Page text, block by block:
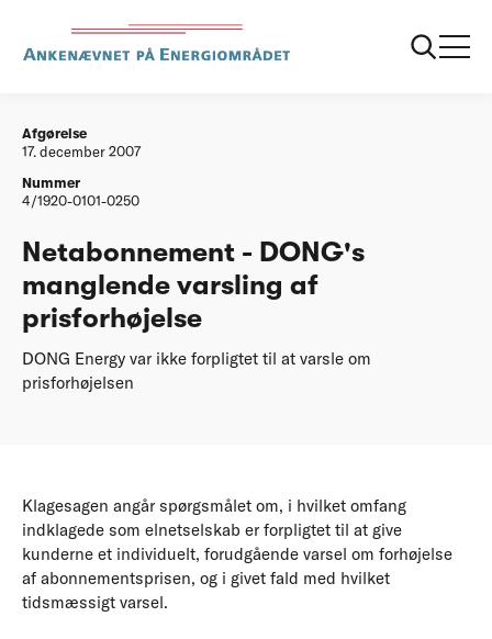
Afgørelser
20071217 Netabonnement DONGs manglende
varsling af prisforhoejelse
Afgørelse
17. december 2007
Nummer
4/1920-0101-0250
Netabonnement - DONG's
manglende varsling af
prisforhøjelse
DONG Energy var ikke forpligtet til at varsle om
prisforhøjelsen
Klagesagen angår spørgsmålet om, i hvilket omfang
indklagede som elnetselskab er forpligtet til at give
kunderne et individuelt, forudgående varsel om forhøjelse
af abonnementsprisen, og i givet fald med hvilket
tidsmæssigt varsel.